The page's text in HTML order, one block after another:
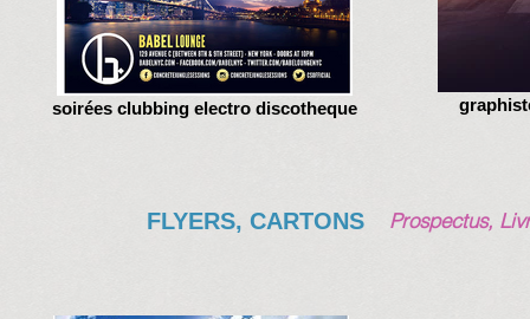
soirées clubbing electro discotheque
FLYERS, CARTONS Prospectus,